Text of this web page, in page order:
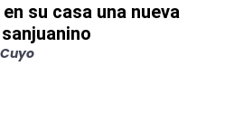
su casa una nueva